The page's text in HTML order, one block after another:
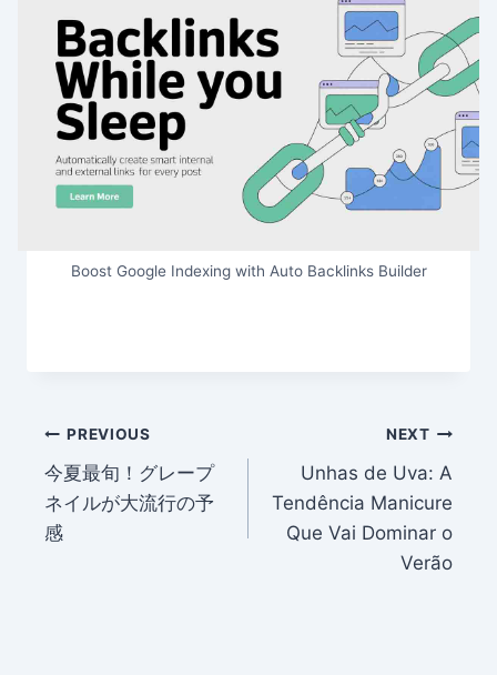
Boost Google Indexing with Auto Backlinks Builder
Post
navigation
PREVIOUS
今夏最旬！グレープ
ネイルが大流行の予
感
NEXT
Unhas de Uva: A
Tendência Manicure
Que Vai Dominar o
Verão